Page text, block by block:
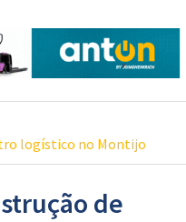
logístico no Montijo
de